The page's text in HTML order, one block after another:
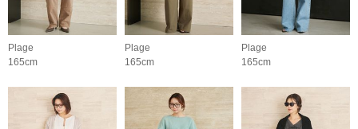
Plage
165cm
Plage
165cm
Plage
165cm